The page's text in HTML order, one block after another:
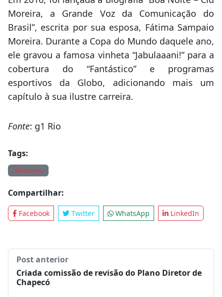
Moreira, a Grande Voz da Comunicação do
Brasil”, escrita por sua esposa, Fátima Sampaio
Moreira. Durante a Copa do Mundo daquele ano,
ele gravou a famosa vinheta “Jabulaaani!” para a
cobertura do “Fantástico” e programas
esportivos da Globo, adicionando mais um
capítulo à sua ilustre carreira.
Fonte: g1 Rio
Tags:
destaques
Compartilhar:
Facebook Twitter WhatsApp LinkedIn
Post anterior
Criada comissão de revisão do Plano Diretor de
Chapecó